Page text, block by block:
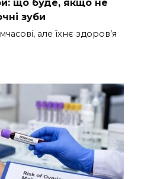
що буде, якщо не
зуби
але їхнє здоров’я